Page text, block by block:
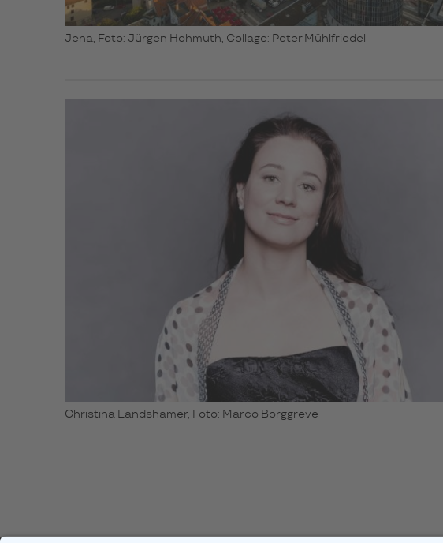
Jena, Foto: Jürgen Hohmuth, Collage: Peter Mühlfriedel
Christina Landshamer, Foto: Marco Borggreve